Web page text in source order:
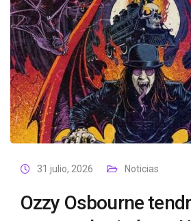
31 julio, 2026 Noticias
Ozzy Osbourne